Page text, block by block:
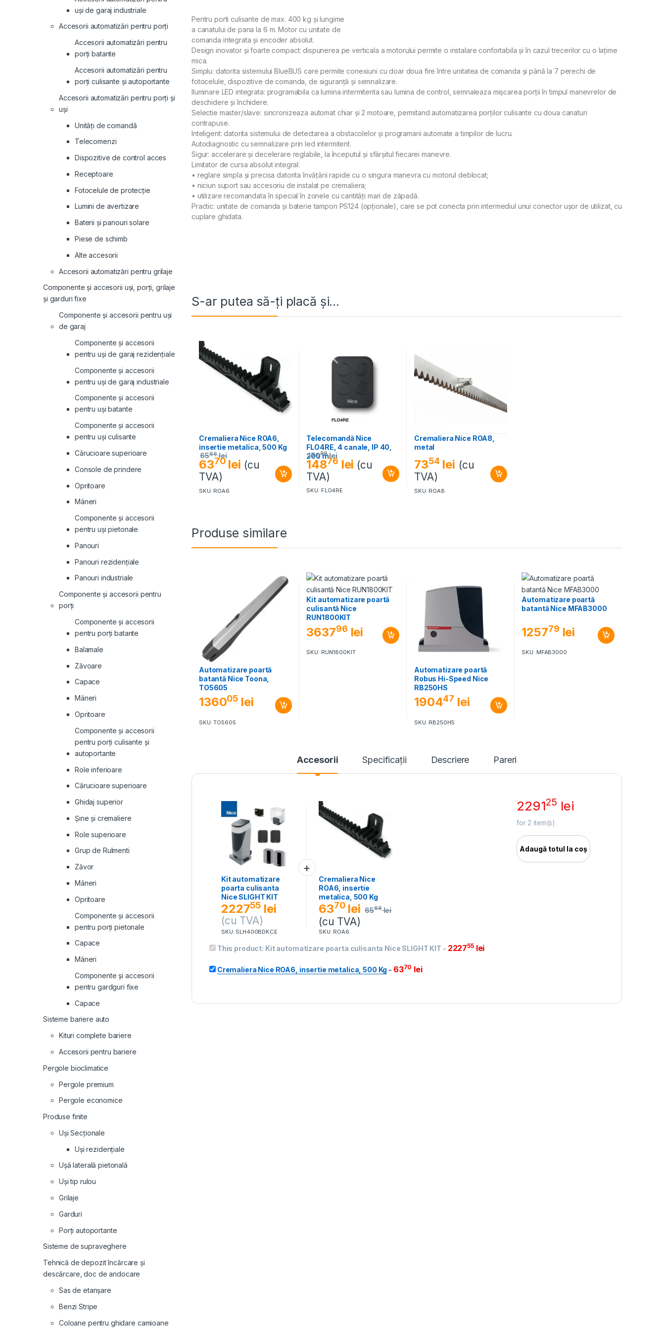
Pentru porti culisante de max. 400 kg și lungime
a canatului de pana la 6 m. Motor cu unitate de
comanda integrata și encoder absolut.
Design inovator și foarte compact: dispunerea pe verticala a motorului permite o instalare confortabila și în cazul trecerilor cu o lațime
mica.
Simplu: datorita sistemului BlueBUS care permite conexiuni cu doar doua fire între unitatea de comanda și până la 7 perechi de
fotocelule, dispozitive de comanda, de siguranță și semnalizare.
lluminare LED integrata: programabila ca lumina intermitenta sau lumina de control, semnaleaza mișcarea porții în timpul manevrelor de
deschidere și închidere.
Selectie master/slave: sincronizeaza automat chiar și 2 motoare, permitand automatizarea porților culisante cu doua canaturi
contrapuse.
lnteligent: datorita sistemului de detectarea a obstacolelor și programarii automate a timpilor de lucru.
Autodiagnostic cu semnalizare prin led intermitent.
Sigur: accelerare și decelerare reglabile, la începutul și sfârșitul fiecarei manevre.
Limitator de cursa absolut integral:
• reglare simpla și precisa datorita învățării rapide cu o singura manevra cu motorul deblocat;
• niciun suport sau accesoriu de instalat pe cremaliera;
• utilizare recomandata în special în zonele cu cantități mari de zăpadă.
Practic: unitate de comanda și baterie tampon PS124 (opționale), care se pot conecta prin intermediul unui conector ușor de utilizat, cu
cuplare ghidata.
S-ar putea să-ți placă și…
Cremaliera Nice ROA6,
insertie metalica, 500 Kg
6370 lei
6566 lei
(cu
TVA)
SKU: ROA6
Telecomandă Nice
FLO4RE, 4 canale, IP 40,
200 m
14876 lei
17099 lei
(cu
TVA)
SKU: FLO4RE
Cremaliera Nice ROA8,
metal
7354 lei (cu
TVA)
SKU: ROA8
Produse similare
Automatizare poartă
batantă Nice Toona,
TO5605
136005 lei
SKU: TO5605
Kit automatizare poartă
culisantă Nice
RUN1800KIT
363796 lei
SKU: RUN1800KIT
Automatizare poartă
Robus Hi-Speed Nice
RB250HS
190447 lei
SKU: RB250HS
Automatizare poartă
batantă Nice MFAB3000
125779 lei
SKU: MFAB3000
Accesorii Specificaţii Descriere Pareri
Kit automatizare
poarta culisanta
Nice SLIGHT KIT
222755 lei
(cu TVA)
SKU: SLH400BDKCE
Cremaliera Nice
ROA6, insertie
metalica, 500 Kg
6370 lei 6566 lei
(cu TVA)
SKU: ROA6
This product: Kit automatizare poarta culisanta Nice SLIGHT KIT - 222755 lei
Cremaliera Nice ROA6, insertie metalica, 500 Kg - 6370 lei
229125 lei
for 2 item(s)
Adaugă totul la coș
uși de garaj industriale
Accesorii automatizări pentru porți
Accesorii automatizări pentru
porți batante
Accesorii automatizări pentru
porți culisante și autoportante
Accesorii automatizări pentru porți și
uși
Unități de comandă
Telecomenzi
Dispozitive de control acces
Receptoare
Fotocelule de protecție
Lumini de avertizare
Baterii și panouri solare
Piese de schimb
Alte accesorii
Accesorii automatizări pentru grilaje
Componente și accesorii uși, porți, grilaje
și garduri fixe
Componente și accesorii pentru uși
de garaj
Componente și accesorii
pentru uși de garaj rezidențiale
Componente și accesorii
pentru uși de garaj industriale
Componente și accesorii
pentru uși batante
Componente și accesorii
pentru uși culisante
Cărucioare superioare
Console de prindere
Opritoare
Mâneri
Componente și accesorii
pentru uși pietonale
Panouri
Panouri rezidenţiale
Panouri industriale
Componente și accesorii pentru
porți
Componente și accesorii
pentru porți batante
Balamale
Zăvoare
Capace
Mâneri
Opritoare
Componente și accesorii
pentru porți culisante și
autoportante
Role inferioare
Cărucioare superioare
Ghidaj superior
Şine şi cremaliere
Role superioare
Grup de Rulmenti
Zăvor
Mâneri
Opritoare
Componente și accesorii
pentru porți pietonale
Capace
Mâneri
Componente și accesorii
pentru gardguri fixe
Capace
Sisteme bariere auto
Kituri complete bariere
Accesorii pentru bariere
Pergole bioclimatice
Pergole premium
Pergole economice
Produse finite
Uși Secționale
Uși rezidențiale
Ușă laterală pietonală
Uși tip rulou
Grilaje
Garduri
Porți autoportante
Sisteme de supraveghere
Tehnică de depozit încărcare și
descărcare, doc de andocare
Sas de etanșare
Benzi Stripe
Coloane pentru ghidare camioane